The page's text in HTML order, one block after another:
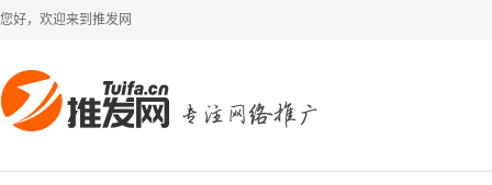
您好，欢迎来到推发网